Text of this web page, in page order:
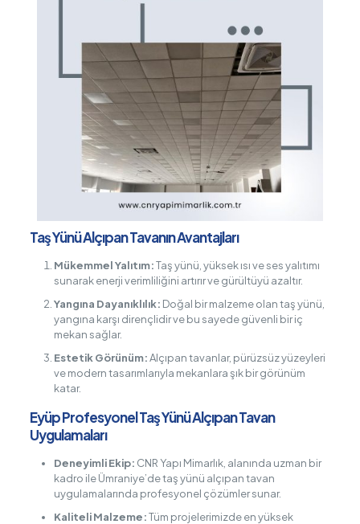
Taş Yünü Alçıpan Tavanın Avantajları
Mükemmel Yalıtım:Taş yünü, yüksek ısı ve ses yalıtımı
sunarak enerji verimliliğini artırır ve gürültüyü azaltır.
Yangına Dayanıklılık: Doğal bir malzeme olan taş yünü,
yangına karşı dirençlidir ve bu sayede güvenli bir iç
mekan sağlar.
Estetik Görünüm:Alçıpan tavanlar, pürüzsüz yüzeyleri
ve modern tasarımlarıyla mekanlara şık bir görünüm
katar.
Eyüp Profesyonel Taş Yünü Alçıpan Tavan
Uygulamaları
Deneyimli Ekip: CNR Yapı Mimarlık, alanında uzman bir
kadro ile Ümraniye’de taş yünü alçıpan tavan
uygulamalarında profesyonel çözümler sunar.
Kaliteli Malzeme:Tüm projelerimizde en yüksek